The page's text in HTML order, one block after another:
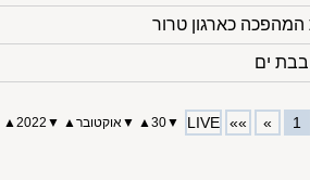
כארגון טרור
1
»
»»
LIVE
▼
30
▲
▼אוקטובר▲
▼
2022
▲